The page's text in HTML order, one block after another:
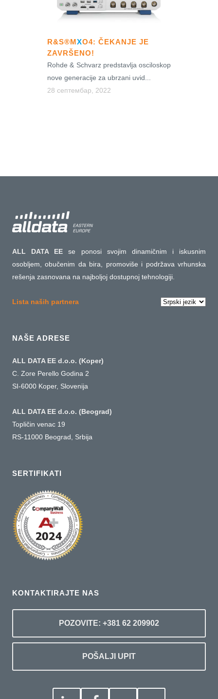
R&S®MXO4: ČEKANJE JE
ZAVRŠENO!
Rohde & Schvarz predstavlja osciloskop
nove generacije za ubrzani uvid...
28 септембар, 2022
ALL DATA EE se ponosi svojim dinamičnim i iskusnim
osobljem, obučenim da bira, promoviše i podržava vrhunska
rešenja zasnovana na najboljoj dostupnoj tehnologiji.
Lista naših partnera
Izaberite
NAŠE ADRESE
ALL DATA EE d.o.o. (Koper)
C. Zore Perello Godina 2
SI-6000 Koper, Slovenija
ALL DATA EE d.o.o. (Beograd)
Topličin venac 19
RS-11000 Beograd, Srbija
SERTIFIKATI
KONTAKTIRAJTE NAS
POZOVITE: +381 62 209902
POŠALJI UPIT